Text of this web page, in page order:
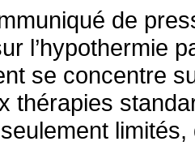
de
l’hypothermie
se concentre
thérapies